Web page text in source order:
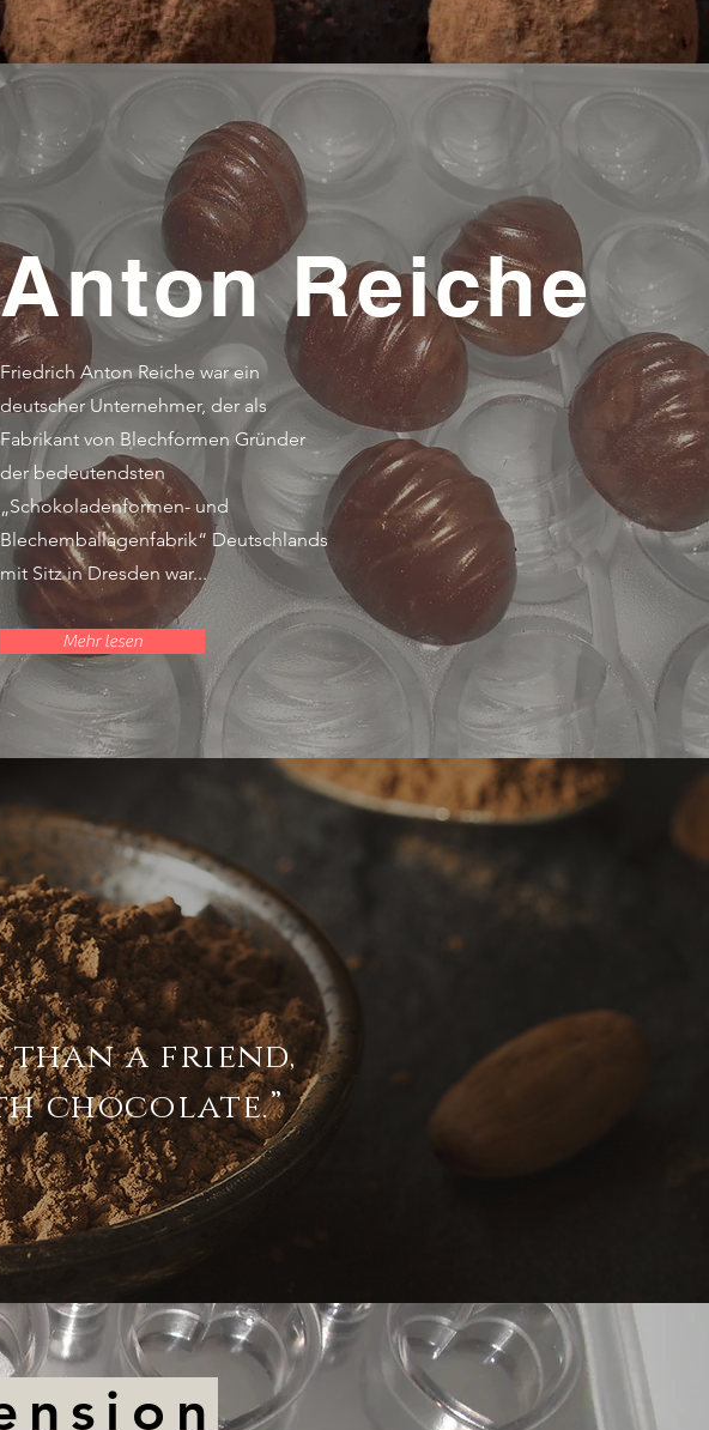
Anton Reiche
Friedrich Anton Reiche war ein
deutscherUnternehmer, der als
Fabrikant von Blechformen Gründer
der bedeutendsten
„Schokoladenformen- und
Blechemballagenfabrik“ Deutschlands
mit Sitz in Dresden war...
Mehr lesen
than a friend,
chocolate.”